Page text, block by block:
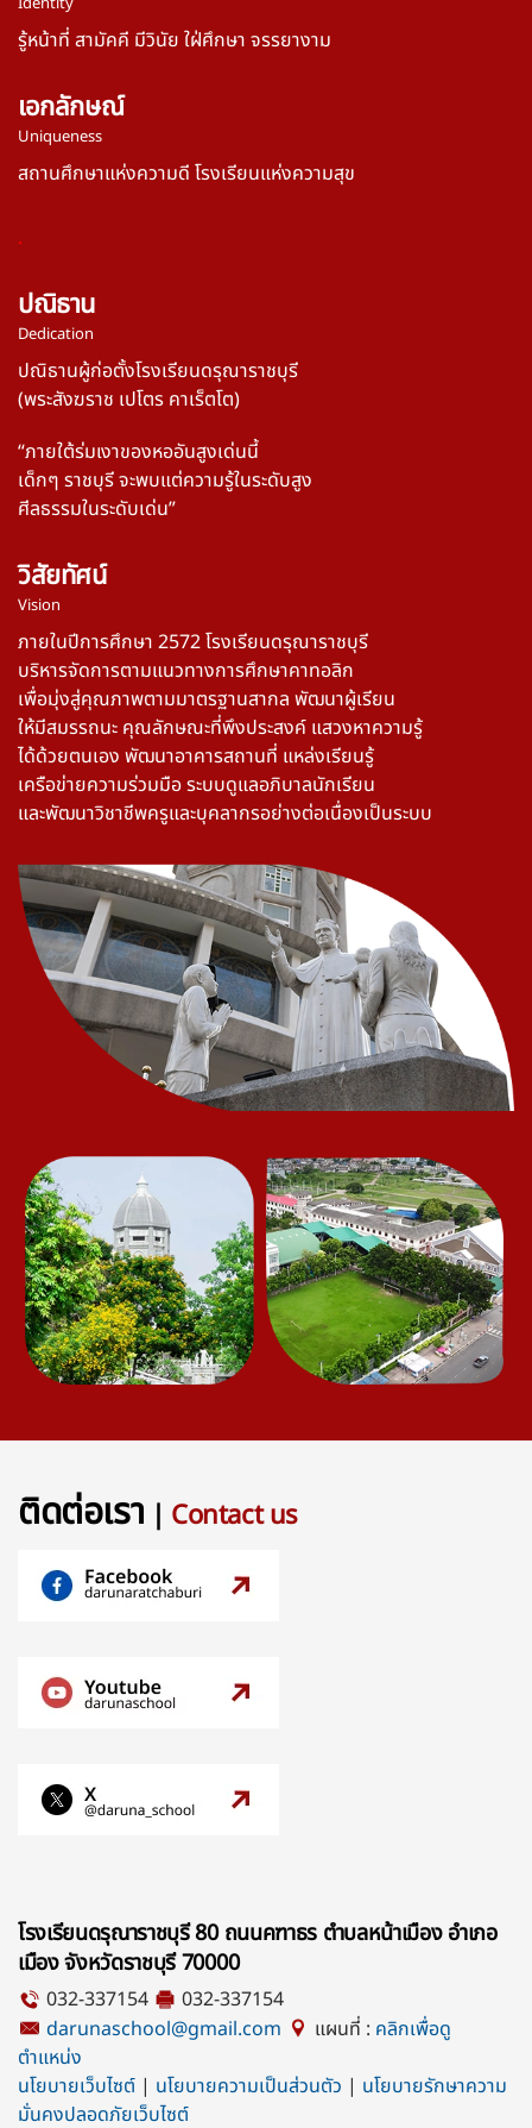
รู้หน้าที่ สามัคคี มีวินัย ใฝ่ศึกษา จรรยางาม
เอกลักษณ์
Uniqueness
สถานศึกษาแห่งความดี โรงเรียนแห่งความสุข
.
ปณิธาน
Dedication
ปณิธานผู้ก่อตั้งโรงเรียนดรุณาราชบุรี
(พระสังฆราช เปโตร คาเร็ตโต)
“ภายใต้ร่มเงาของหออันสูงเด่นนี้
เด็กๆ ราชบุรีจะพบแต่ความรู้ในระดับสูง
ศีลธรรมในระดับเด่น”
วิสัยทัศน์
Vision
ภายในปีการศึกษา 2572 โรงเรียนดรุณาราชบุรี
บริหารจัดการตามแนวทางการศึกษาคาทอลิก
เพื่อมุ่งสู่คุณภาพตามมาตรฐานสากล พัฒนาผู้เรียน
ให้มีสมรรถนะ คุณลักษณะที่พึงประสงค์ แสวงหาความรู้
ได้ด้วยตนเอง พัฒนาอาคารสถานที่ แหล่งเรียนรู้
เครือข่ายความร่วมมือ ระบบดูแลอภิบาลนักเรียน
และพัฒนาวิชาชีพครูและบุคลากรอย่างต่อเนื่องเป็นระบบ
ติดต่อเรา | Contact us
โรงเรียนดรุณาราชบุรี 80 ถนนคฑาธร ตำบลหน้าเมือง อำเภอ
เมือง จังหวัดราชบุรี 70000
032-337154
032-337154
darunaschool@gmail.com
แผนที่ : คลิกเพื่อดู
ตำแหน่ง
นโยบายเว็บไซต์ | นโยบายความเป็นส่วนตัว | นโยบายรักษาความ
มั่นคงปลอดภัยเว็บไซต์